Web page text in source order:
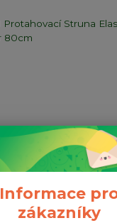
Struna Elastic
32
Informace
zákazníky